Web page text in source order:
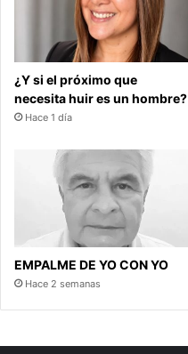
¿Y si el próximo que
necesita huir es un hombre?
Hace 1 día
EMPALME DE YO CON YO
Hace 2 semanas